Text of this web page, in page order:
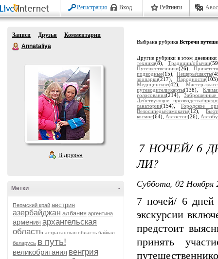
Регистрация Вход Рейтинги
Записи Друзья
Комментарии
Annataliya
В друзья
-
Метки
Пермский край австрия
азербайджан албания аргентина
армения архангельская
область астраханская область байкал
беларусь в путь!
великобритания венгрия
Выбрана рубрика Встречи
Другие рубрики в этом
техника(8), Традиции/обычаи
Путешественники(26),
подводные(15), Пещеры/шахты
зоопарки(217), Народности
Медицинское(42), Мастер-
путеводители/карты(138),
голосования(214), Заброшенные
Действующие прозводства/
санатории(154), Городское
Велосипеды/самокаты(12),
космос(64), Автостоп(26),
7 НОЧЕЙ/ 6
ЛИ?
Суббота, 02 Ноября
7 ночей/ 6 дней
экскурсии
предстоит
принять